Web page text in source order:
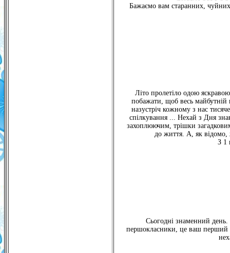
Бажаємо вам старанних,
Літо пролетіло одою
побажати, щоб весь майбутній
назустріч кожному з нас
спілкування ... Нехай з Дня
захоплюючим, трішки
до життя. А, як відомо,
З 1
Сьогодні знаменний
першокласники, це ваш перший